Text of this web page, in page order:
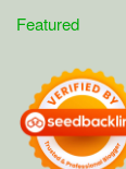
Featured